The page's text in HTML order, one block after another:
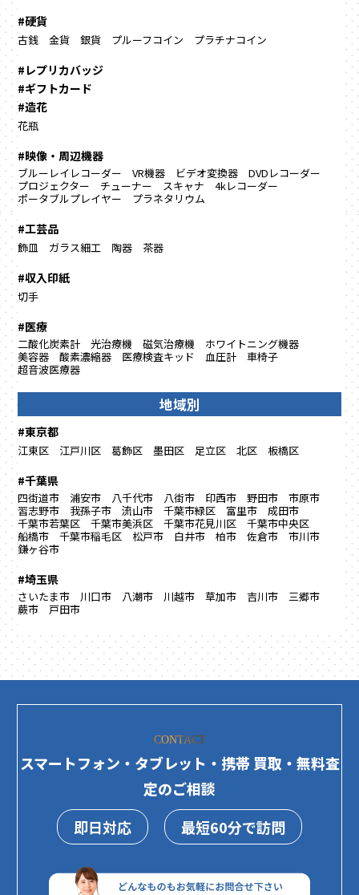
#硬貨
古銭 金貨 銀貨 プルーフコイン プラチナコイン
#レプリカバッジ
#ギフトカード
#造花
花瓶
#映像・周辺機器
ブルーレイレコーダー VR機器 ビデオ変換器
DVDレコーダー
プロジェクター
チューナー スキャナ
4kレコーダー
ポータブルプレイヤー
プラネタリウム
#工芸品
飾皿 ガラス細工 陶器 茶器
#収入印紙
切手
#医療
二酸化炭素計 光治療機 磁気治療機
ホワイトニング機器
美容器
酸素濃縮器 医療検査キッド 血圧計
車椅子
超音波医療器
地域別
#東京都
江東区 江戸川区 葛飾区 墨田区 足立区 北区 板橋区
#千葉県
四街道市 浦安市 八千代市 八街市 印西市 野田市
市原市
習志野市
我孫子市 流山市 千葉市緑区 富里市
成田市
千葉市若葉区
千葉市美浜区 千葉市花見川区
千葉市中央区
船橋市
千葉市稲毛区 松戸市 白井市 柏市 佐倉市
市川市
鎌ヶ谷市
#埼玉県
さいたま市 川口市 八潮市 川越市 草加市 吉川市
三郷市
蕨市
戸田市
CONTACT
スマートフォン・タブレット・携帯 買取・無料査
定のご相談
即日対応
最短60分で訪問